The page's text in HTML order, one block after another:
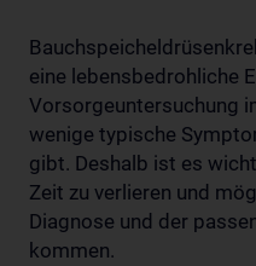
eine lebensbedrohliche
Vorsorgeuntersuchung
wenige typische
gibt. Deshalb ist es
Zeit zu verlieren und
Diagnose und der
kommen.